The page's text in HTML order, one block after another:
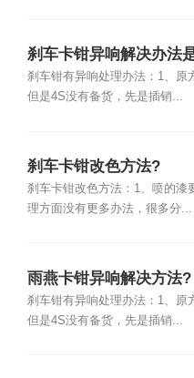
刹车卡钳异响解决办法
刹车钳有异响处理办法：1、原
但是4S没有备货，先是插销...
刹车卡钳改色方法?
刹车卡钳改色方法：1、喷的漆
理方面没有更多办法，很多分...
雨燕卡钳异响解决方法?
刹车钳有异响处理办法：1、原
但是4S没有备货，先是插销...